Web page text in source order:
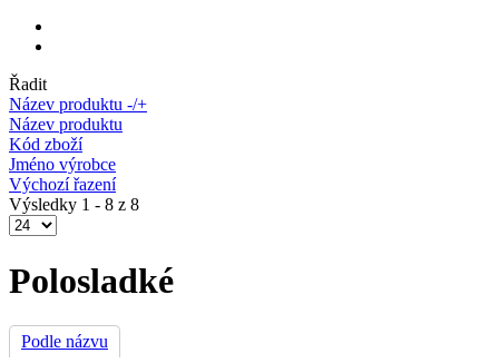
Řadit
Název produktu -/+
Název produktu
Kód zboží
Jméno výrobce
Výchozí řazení
Výsledky 1 - 8 z 8
Polosladké
Podle názvu